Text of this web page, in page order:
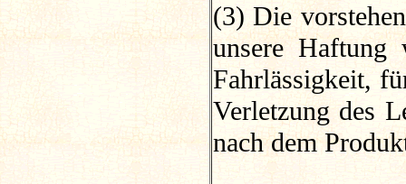
(3) Die
unsere Haftung
Fahrlässigkeit,
Verletzung des
nach dem